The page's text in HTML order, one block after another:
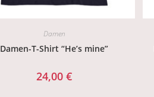
Damen
Damen-T-Shirt “He’s mine”
24,00€